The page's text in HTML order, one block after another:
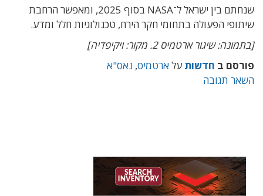
שנחתם בין ישראל ל־NASA בסוף 2025, ומאפשר הרחבת
שיתופי הפעולה בתחומי חקר הירח, טכנולוגיות חלל ומדע.
[בתמונה: שיגור ארטמיס 2. מקור: ויקיפדיה]
פורסם ב חדשות עלארטמיס, נאס"א
השאר תגובה